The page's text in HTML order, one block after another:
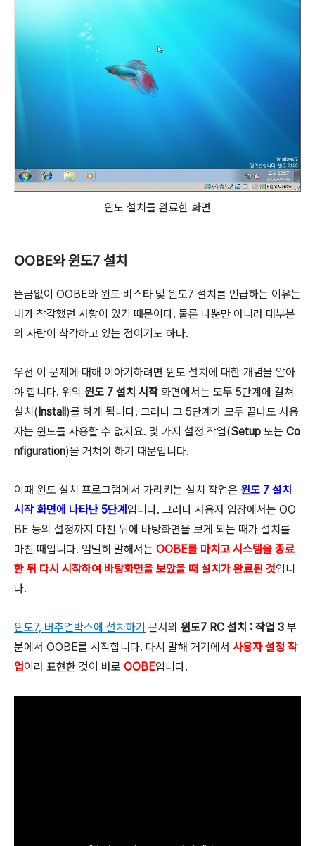
윈도 설치를 완료한 화면
OOBE와 윈도7 설치
뜬금없이 OOBE와 윈도 비스타 및 윈도7 설치를 언급하는 이유는
내가 착각했던 사항이 있기 때문이다. 물론 나뿐만 아니라 대부분
의 사람이 착각하고 있는 점이기도 하다.
우선 이 문제에 대해 이야기하려면 윈도 설치에 대한 개념을 알아
야 합니다. 위의 윈도 7 설치 시작 화면에서는 모두 5단계에 걸쳐
설치(Install)를 하게 됩니다. 그러나 그 5단계가 모두 끝나도 사용
자는 윈도를 사용할 수 없지요. 몇 가지 설정 작업(Setup 또는 Co
nfiguration)을 거쳐야 하기 때문입니다.
이때 윈도 설치 프로그램에서 가리키는 설치 작업은 윈도 7 설치
시작 화면에 나타난 5단계 입니다. 그러나 사용자 입장에서는 OO
BE 등의 설정까지 마친 뒤에 바탕화면을 보게 되는 때가 설치를
마친 때입니다. 엄밀히 말해서는 OOBE를 마치고 시스템을 종료
한 뒤 다시 시작하여 바탕화면을 보았을 때 설치가 완료된 것입니
다.
윈도7, 버추얼박스에 설치하기 문서의 윈도7 RC 설치 : 작업 3 부
분에서 OOBE를 시작합니다. 다시 말해 거기에서 사용자 설정 작
업이라 표현한 것이 바로 OOBE입니다.